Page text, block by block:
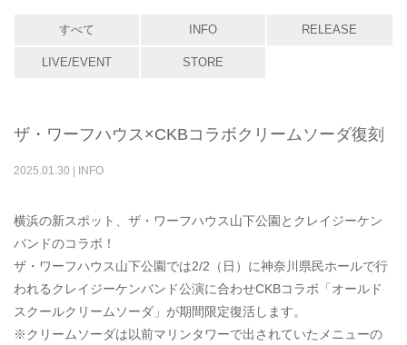
すべて INFO RELEASE
LIVE/EVENT STORE
ザ・ワーフハウス×CKBコラボクリームソーダ復刻
2025.01.30 INFO
横浜の新スポット、ザ・ワーフハウス山下公園とクレイジーケン
バンドのコラボ！
ザ・ワーフハウス山下公園では2/2（日）に神奈川県民ホールで行
われるクレイジーケンバンド公演に合わせCKBコラボ「オールド
スクールクリームソーダ」が期間限定復活します。
※クリームソーダは以前マリンタワーで出されていたメニューの